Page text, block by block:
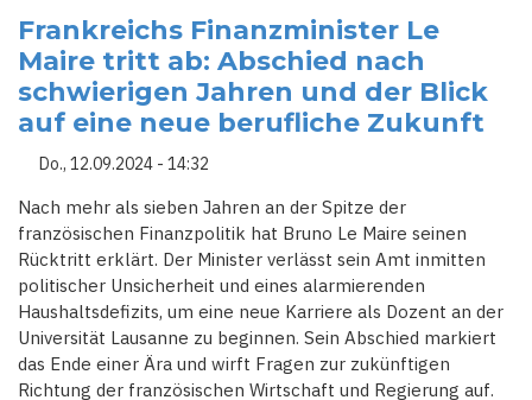
DIE
BEDEUTUNG
DER
BEVORSTEHENDEN
LANDTAGSWAHL
Frankreichs Finanzminister Le
Maire tritt ab: Abschied nach
schwierigen Jahren und der Blick
auf eine neue berufliche Zukunft
Do., 12.09.2024 - 14:32
Nach mehr als sieben Jahren an der Spitze der
französischen Finanzpolitik hat Bruno Le Maire seinen
Rücktritt erklärt. Der Minister verlässt sein Amt inmitten
politischer Unsicherheit und eines alarmierenden
Haushaltsdefizits, um eine neue Karriere als Dozent an der
Universität Lausanne zu beginnen. Sein Abschied markiert
das Ende einer Ära und wirft Fragen zur zukünftigen
Richtung der französischen Wirtschaft und Regierung auf.